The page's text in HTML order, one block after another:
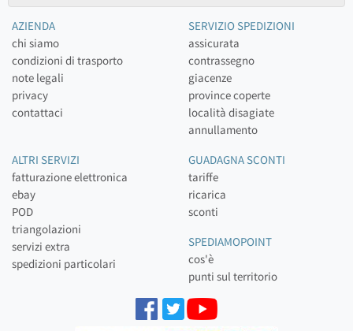
AZIENDA
chi siamo
condizioni di trasporto
note legali
privacy
contattaci
SERVIZIO SPEDIZIONI
assicurata
contrassegno
giacenze
province coperte
località disagiate
annullamento
ALTRI SERVIZI
fatturazione elettronica
ebay
POD
triangolazioni
servizi extra
spedizioni particolari
GUADAGNA SCONTI
tariffe
ricarica
sconti
SPEDIAMOPOINT
cos'è
punti sul territorio